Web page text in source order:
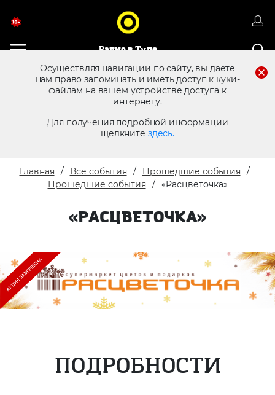
Радио в Туле
Осуществляя навигации по сайту, вы даете
нам право запоминать и иметь доступ к куки-
файлам на вашем устройстве доступа к
интернету.
Для получения подробной информации
щелкните здесь.
8 (4872) 250 470 Реклама в эфире
Главная Все события
Прошедшие события
Прошедшие события
«Расцветочка»
«РАСЦВЕТОЧКА»
ПОДРОБНОСТИ